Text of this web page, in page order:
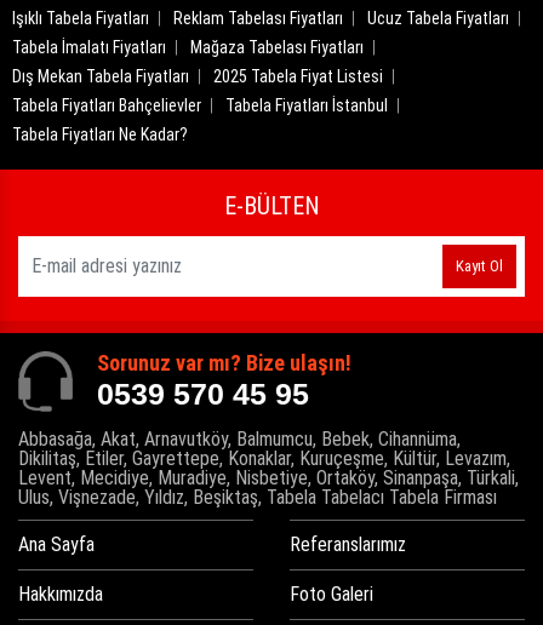
Işıklı Tabela Fiyatları
Reklam Tabelası Fiyatları
Ucuz Tabela Fiyatları
Tabela İmalatı Fiyatları
Mağaza Tabelası Fiyatları
Dış Mekan Tabela Fiyatları
2025 Tabela Fiyat Listesi
Tabela Fiyatları Bahçelievler
Tabela Fiyatları İstanbul
Tabela Fiyatları Ne Kadar?
E-BÜLTEN
Kayıt Ol
Sorunuz var mı? Bize ulaşın!
0539 570 45 95
Abbasağa, Akat, Arnavutköy, Balmumcu, Bebek, Cihannüma,
Dikilitaş, Etiler, Gayrettepe, Konaklar, Kuruçeşme, Kültür, Levazım,
Levent, Mecidiye, Muradiye, Nisbetiye, Ortaköy, Sinanpaşa, Türkali,
Ulus, Vişnezade, Yıldız, Beşiktaş, Tabela Tabelacı Tabela Firması
Ana Sayfa
Hakkımızda
Referanslarımız
Foto Galeri